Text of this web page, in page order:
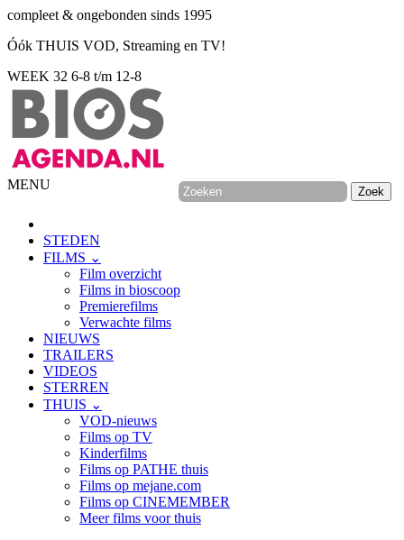
compleet & ongebonden sinds 1995
Óók THUIS VOD, Streaming en TV!
WEEK 32 6-8 t/m 12-8
MENU
STEDEN
FILMS ⌄
Film overzicht
Films in bioscoop
Premierefilms
Verwachte films
NIEUWS
TRAILERS
VIDEOS
STERREN
THUIS ⌄
VOD-nieuws
Films op TV
Kinderfilms
Films op PATHE thuis
Films op mejane.com
Films op CINEMEMBER
Meer films voor thuis